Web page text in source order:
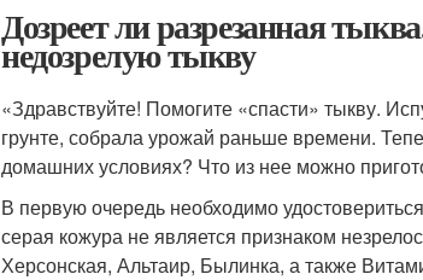
Дозреет ли разрезанная
недозрелую тыкву
«Здравствуйте! Помогите «спасти» тыкву.
грунте, собрала урожай раньше времени.
домашних условиях? Что из нее можно
В первую очередь необходимо
серая кожура не является признаком
Херсонская, Альтаир, Былинка, а также